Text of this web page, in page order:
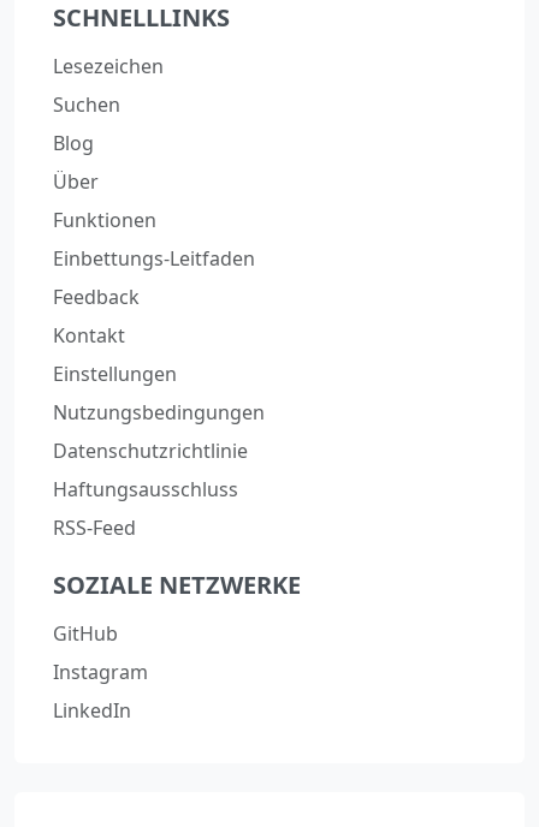
SCHNELLLINKS
Lesezeichen
Suchen
Blog
Über
Funktionen
Einbettungs-Leitfaden
Feedback
Kontakt
Einstellungen
Nutzungsbedingungen
Datenschutzrichtlinie
Haftungsausschluss
RSS-Feed
SOZIALE NETZWERKE
GitHub
Instagram
LinkedIn